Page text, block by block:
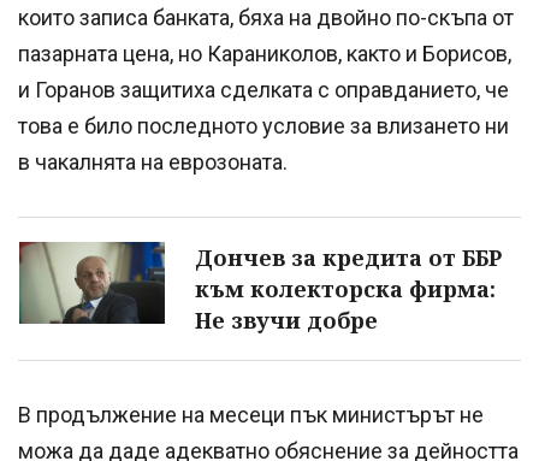
които записа банката, бяха на двойно по-скъпа от
пазарната цена, но Караниколов, както и Борисов,
и Горанов защитиха сделката с оправданието, че
това е било последното условие за влизането ни
в чакалнята на еврозоната.
Дончев за кредита от ББР
към колекторска фирма:
Не звучи добре
В продължение на месеци пък министърът не
можа да даде адекватно обяснение за дейността